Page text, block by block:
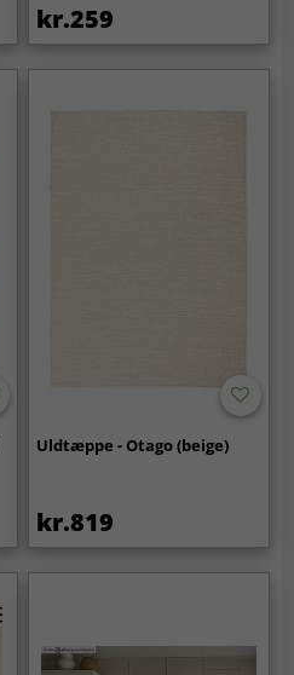
kr.259
Uldtæppe - Otago (beige)
kr.819